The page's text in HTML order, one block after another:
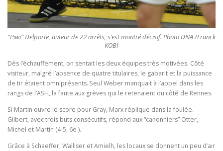
“Piwi” Delporte, auteur de 22 arrêts, s’est montré décisif. Photo DNA /Franck
KOBI
Dès l’échauffement, on sentait les deux équipes très motivées. Côté
visiteur, malgré l’absence de quatre titulaires, le gabarit et la puissance
de tir étaient omniprésents. Seul Weber manquait à l’appel dans les
rangs de l’ASH, la faute aux grèves qui le retenaient du côté de Rennes.
Si Martin ouvre le score pour Gray, Marx réplique dans la foulée.
Gilbert, avec trois buts consécutifs, répond aux “canonniers” Otter,
Michel et Martin (4-5, 6e ).
Grâce à Schaeffer, Walliser et Amielh, les locaux se donnent un peu d’air